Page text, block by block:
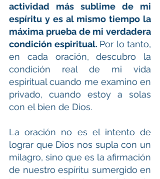
actividad más sublime de mi
espíritu y es al mismo tiempo la
máxima prueba de mi verdadera
condición espiritual. Por lo tanto,
en cada oración, descubro la
condición real de mi vida
espiritual cuando me examino en
privado, cuando estoy a solas
con el bien de Dios.
La oración no es el intento de
lograr que Dios nos supla con un
milagro, sino que es la afirmación
de nuestro espíritu sumergido en